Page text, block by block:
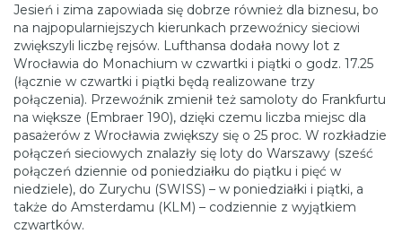
Jesień i zima zapowiada się dobrze również dla biznesu, bo
na najpopularniejszych kierunkach przewoźnicy sieciowi
zwiększyli liczbę rejsów. Lufthansa dodała nowy lot z
Wrocławia do Monachium w czwartki i piątki o godz. 17.25
(łącznie w czwartki i piątki będą realizowane trzy
połączenia). Przewoźnik zmienił też samoloty do Frankfurtu
na większe (Embraer 190), dzięki czemu liczba miejsc dla
pasażerów z Wrocławia zwiększy się o 25 proc. W rozkładzie
połączeń sieciowych znalazły się loty do Warszawy (sześć
połączeń dziennie od poniedziałku do piątku i pięć w
niedziele), do Zurychu (SWISS) – w poniedziałki i piątki, a
także do Amsterdamu (KLM) – codziennie z wyjątkiem
czwartków.